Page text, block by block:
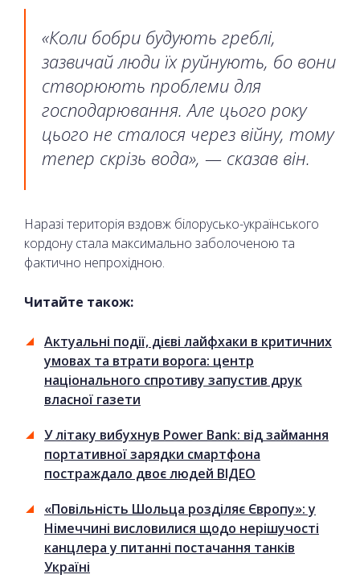
«Коли бобри будують греблі,
зазвичай люди їх руйнують, бо вони
створюють проблеми для
господарювання. Але цього року
цього не сталося через війну, тому
тепер скрізь вода», — сказав він.
Наразі територія вздовж білорусько-українського
кордону стала максимально заболоченою та
фактично непрохідною.
Читайте також:
Актуальні події, дієві лайфхаки в критичних
умовах та втрати ворога: центр
національного спротиву запустив друк
власної газети
У літаку вибухнув Power Bank: від займання
портативної зарядки смартфона
постраждало двоє людей ВІДЕО
«Повільність Шольца розділяє Європу»: у
Німеччині висловилися щодо нерішучості
канцлера у питанні постачання танків
Україні